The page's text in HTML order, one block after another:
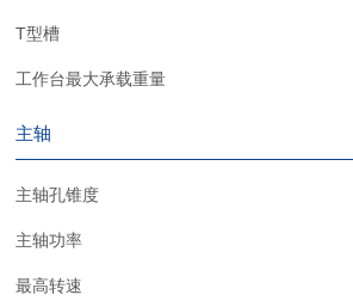
T型槽
工作台最大承载重量
主轴
主轴孔锥度
主轴功率
最高转速